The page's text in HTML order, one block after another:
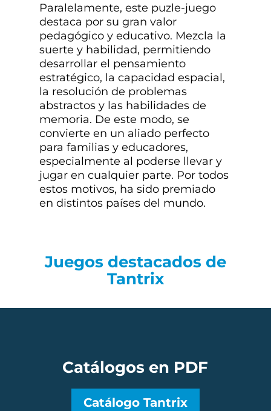
Paralelamente, este puzle-juego
destaca por su gran valor
pedagógico y educativo. Mezcla la
suerte y habilidad, permitiendo
desarrollar el pensamiento
estratégico, la capacidad espacial,
la resolución de problemas
abstractos y las habilidades de
memoria. De este modo, se
convierte en un aliado perfecto
para familias y educadores,
especialmente al poderse llevar y
jugar en cualquier parte. Por todos
estos motivos, ha sido premiado
en distintos países del mundo.
Juegos destacados de
Tantrix
Catálogos en PDF
Catálogo Tantrix